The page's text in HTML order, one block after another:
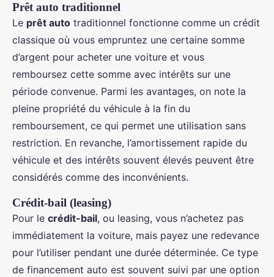
Prêt auto traditionnel
Le prêt auto traditionnel fonctionne comme un crédit
classique où vous empruntez une certaine somme
d’argent pour acheter une voiture et vous
remboursez cette somme avec intérêts sur une
période convenue. Parmi les avantages, on note la
pleine propriété du véhicule à la fin du
remboursement, ce qui permet une utilisation sans
restriction. En revanche, l’amortissement rapide du
véhicule et des intérêts souvent élevés peuvent être
considérés comme des inconvénients.
Crédit-bail (leasing)
Pour le crédit-bail, ou leasing, vous n’achetez pas
immédiatement la voiture, mais payez une redevance
pour l’utiliser pendant une durée déterminée. Ce type
de financement auto est souvent suivi par une option